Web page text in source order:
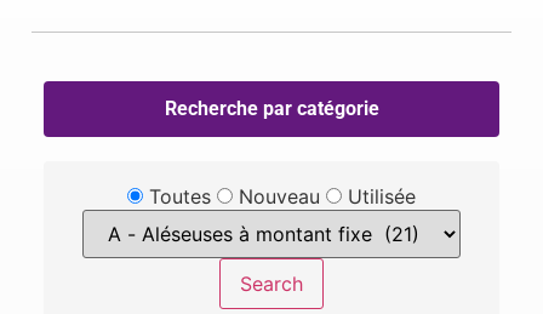
Recherche par catégorie
Toutes Nouveau Utilisée